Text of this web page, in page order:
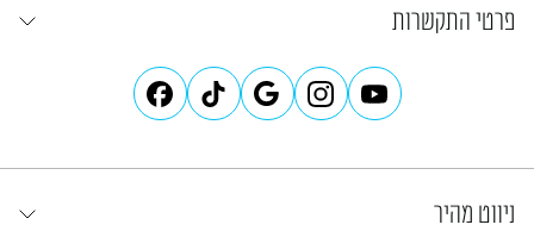
פרטי התקשרות
ניווט מהיר